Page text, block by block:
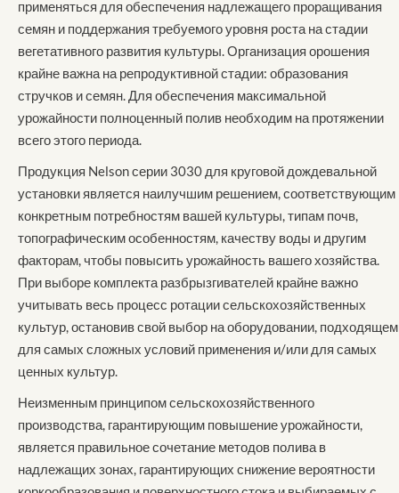
применяться для обеспечения надлежащего проращивания
семян и поддержания требуемого уровня роста на стадии
вегетативного развития культуры. Организация орошения
крайне важна на репродуктивной стадии: образования
стручков и семян. Для обеспечения максимальной
урожайности полноценный полив необходим на протяжении
всего этого периода.
Продукция Nelson серии 3030 для круговой дождевальной
установки является наилучшим решением, соответствующим
конкретным потребностям вашей культуры, типам почв,
топографическим особенностям, качеству воды и другим
факторам, чтобы повысить урожайность вашего хозяйства.
При выборе комплекта разбрызгивателей крайне важно
учитывать весь процесс ротации сельскохозяйственных
культур, остановив свой выбор на оборудовании, подходящем
для самых сложных условий применения и/или для самых
ценных культур.
Неизменным принципом сельскохозяйственного
производства, гарантирующим повышение урожайности,
является правильное сочетание методов полива в
надлежащих зонах, гарантирующих снижение вероятности